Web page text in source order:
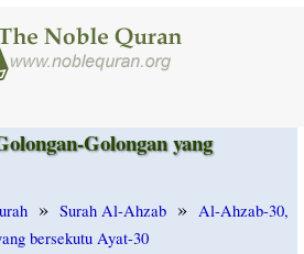
Golongan yang
» Surah Al-Ahzab » Al-Ahzab-30,
bersekutu Ayat-30